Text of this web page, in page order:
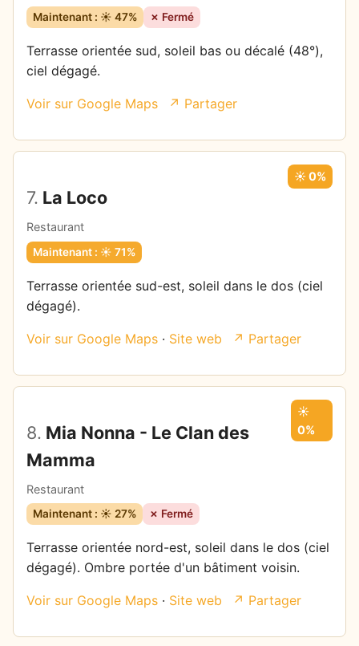
Maintenant : ☀️ 47% ✗ Fermé
Terrasse orientée sud, soleil bas ou décalé (48°),
ciel dégagé.
Voir sur Google Maps ↗ Partager
7. La Loco
Restaurant
☀️ 0%
Maintenant : ☀️ 71%
Terrasse orientée sud-est, soleil dans le dos (ciel
dégagé).
Voir sur Google Maps · Site web ↗ Partager
8. Mia Nonna - Le Clan des
Mamma
Restaurant
☀️
0%
Maintenant : ☀️ 27% ✗ Fermé
Terrasse orientée nord-est, soleil dans le dos (ciel
dégagé). Ombre portée d'un bâtiment voisin.
Voir sur Google Maps · Site web ↗ Partager